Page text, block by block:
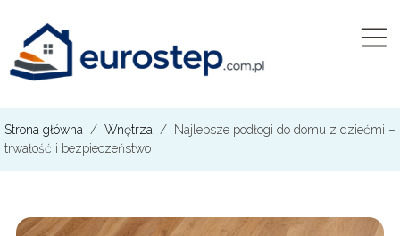
Strona główna / Wnętrza / Najlepsze podłogi do domu z dziećmi –
trwałość i bezpieczeństwo